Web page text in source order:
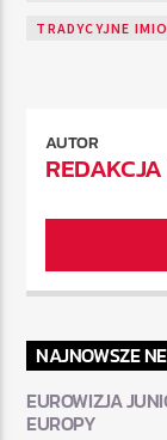
TRADYCYJNE
AUTOR
NAJNOWSZE
EUROWIZJA
EUROPY